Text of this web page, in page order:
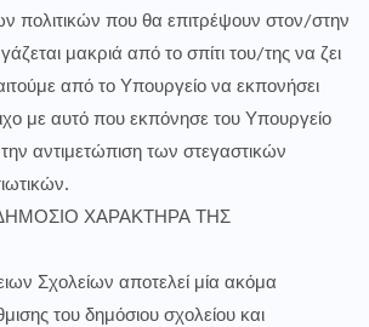
πολιτικών που θα επιτρέψουν στον/στην
μακριά από το σπίτι του/της να ζει
από το Υπουργείο να εκπονήσει
με αυτό που εκπόνησε του Υπουργείο
αντιμετώπιση των στεγαστικών
ΧΑΡΑΚΤΗΡΑ ΤΗΣ
Σχολείων αποτελεί μία ακόμα
του δημόσιου σχολείου και